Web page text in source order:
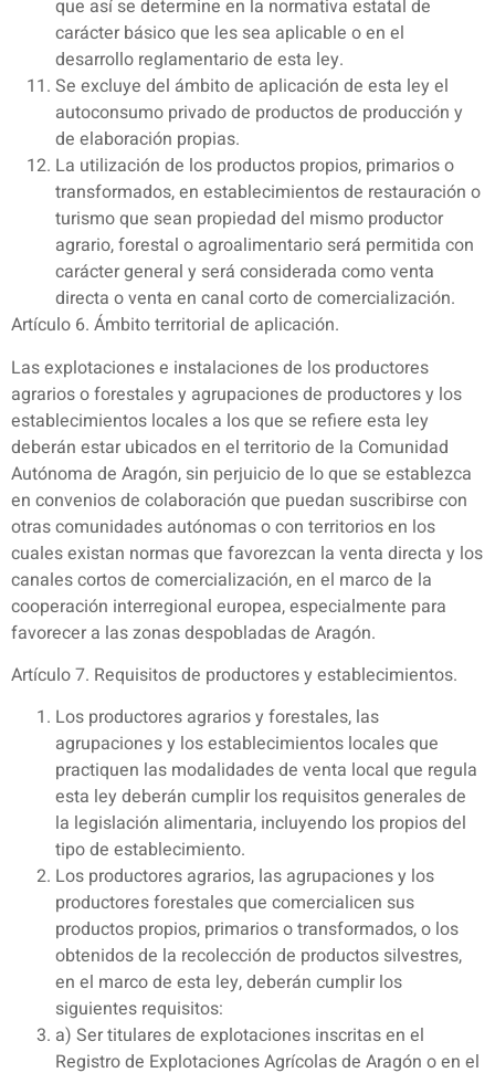
que así se determine en la normativa estatal de
carácter básico que les sea aplicable o en el
desarrollo reglamentario de esta ley.
Se excluye del ámbito de aplicación de esta ley el
autoconsumo privado de productos de producción y
de elaboración propias.
La utilización de los productos propios, primarios o
transformados, en establecimientos de restauración o
turismo que sean propiedad del mismo productor
agrario, forestal o agroalimentario será permitida con
carácter general y será considerada como venta
directa o venta en canal corto de comercialización.
Artículo 6. Ámbito territorial de aplicación.
Las explotaciones e instalaciones de los productores
agrarios o forestales y agrupaciones de productores y los
establecimientos locales a los que se refiere esta ley
deberán estar ubicados en el territorio de la Comunidad
Autónoma de Aragón, sin perjuicio de lo que se establezca
en convenios de colaboración que puedan suscribirse con
otras comunidades autónomas o con territorios en los
cuales existan normas que favorezcan la venta directa y los
canales cortos de comercialización, en el marco de la
cooperación interregional europea, especialmente para
favorecer a las zonas despobladas de Aragón.
Artículo 7. Requisitos de productores y establecimientos.
Los productores agrarios y forestales, las
agrupaciones y los establecimientos locales que
practiquen las modalidades de venta local que regula
esta ley deberán cumplir los requisitos generales de
la legislación alimentaria, incluyendo los propios del
tipo de establecimiento.
Los productores agrarios, las agrupaciones y los
productores forestales que comercialicen sus
productos propios, primarios o transformados, o los
obtenidos de la recolección de productos silvestres,
en el marco de esta ley, deberán cumplir los
siguientes requisitos:
a) Ser titulares de explotaciones inscritas en el
Registro de Explotaciones Agrícolas de Aragón o en el